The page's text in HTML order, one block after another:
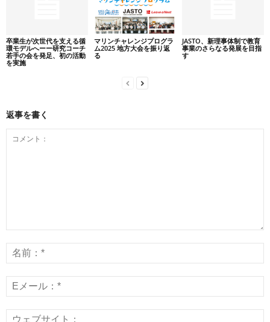
卒業生が次世代を支える循
環モデルへーー研究コーチ
若手の会を発足、初の活動
を実施
マリンチャレンジプログラ
ム2025 地方大会を振り返
る
JASTO、新理事体制で教育
事業のさらなる発展を目指
す
返事を書く